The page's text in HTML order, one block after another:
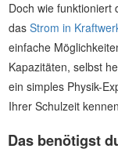
Doch wie funktioniert
das Strom in
einfache
Kapazitäten, selbst
ein simples Physik-
Ihrer Schulzeit
Das benötigst